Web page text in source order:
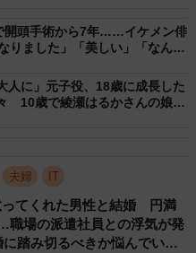
いと考えていますが、自
を「間違い」だと決めつ
。
どめるべきで、それを根
果てていますが、どのよう
ょうか？
開頭手術から7年……イケメン俳
りました」「美しい」「なんか
人に」元子役、18歳に成長した
10歳で綾瀬はるかさんの娘役
夫婦 IT
ってくれた男性と結婚 円満
職場の派遣社員との浮気が発
踏み切るべきか悩んでいま